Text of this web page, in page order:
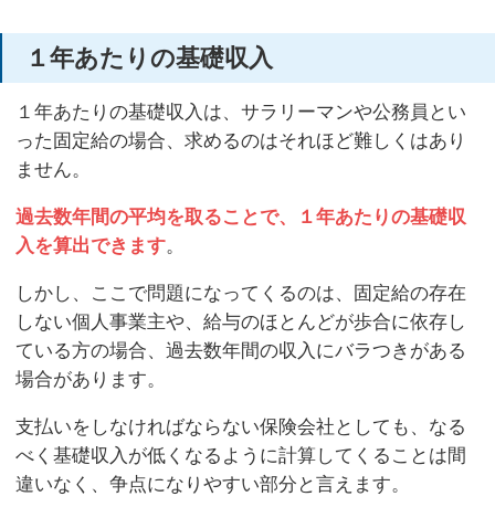
１年あたりの基礎収入
１年あたりの基礎収入は、サラリーマンや公務員とい
った固定給の場合、求めるのはそれほど難しくはあり
ません。
過去数年間の平均を取ることで、１年あたりの基礎収
入を算出できます。
しかし、ここで問題になってくるのは、固定給の存在
しない個人事業主や、給与のほとんどが歩合に依存し
ている方の場合、過去数年間の収入にバラつきがある
場合があります。
支払いをしなければならない保険会社としても、なる
べく基礎収入が低くなるように計算してくることは間
違いなく、争点になりやすい部分と言えます。